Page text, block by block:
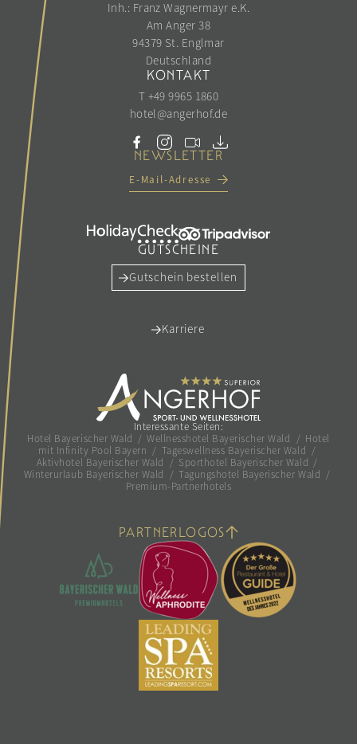
Inh.: Franz Wagnermayr e.K.
Am Anger 38
94379 St. Englmar
Deutschland
KONTAKT
T +49 9965 1860
hotel@angerhof.de
NEWSLETTER
E-Mail-Adresse
GUTSCHEINE
Gutschein bestellen
Karriere
Interessante Seiten:
Hotel Bayerischer Wald
/ Wellnesshotel Bayerischer Wald / Hotel
mit Infinity Pool Bayern / Tageswellness Bayerischer Wald
/
Aktivhotel Bayerischer Wald
/ Sporthotel Bayerischer Wald /
Winterurlaub Bayerischer Wald
/ Tagungshotel Bayerischer Wald
/
Premium-Partnerhotels
PARTNERLOGOS